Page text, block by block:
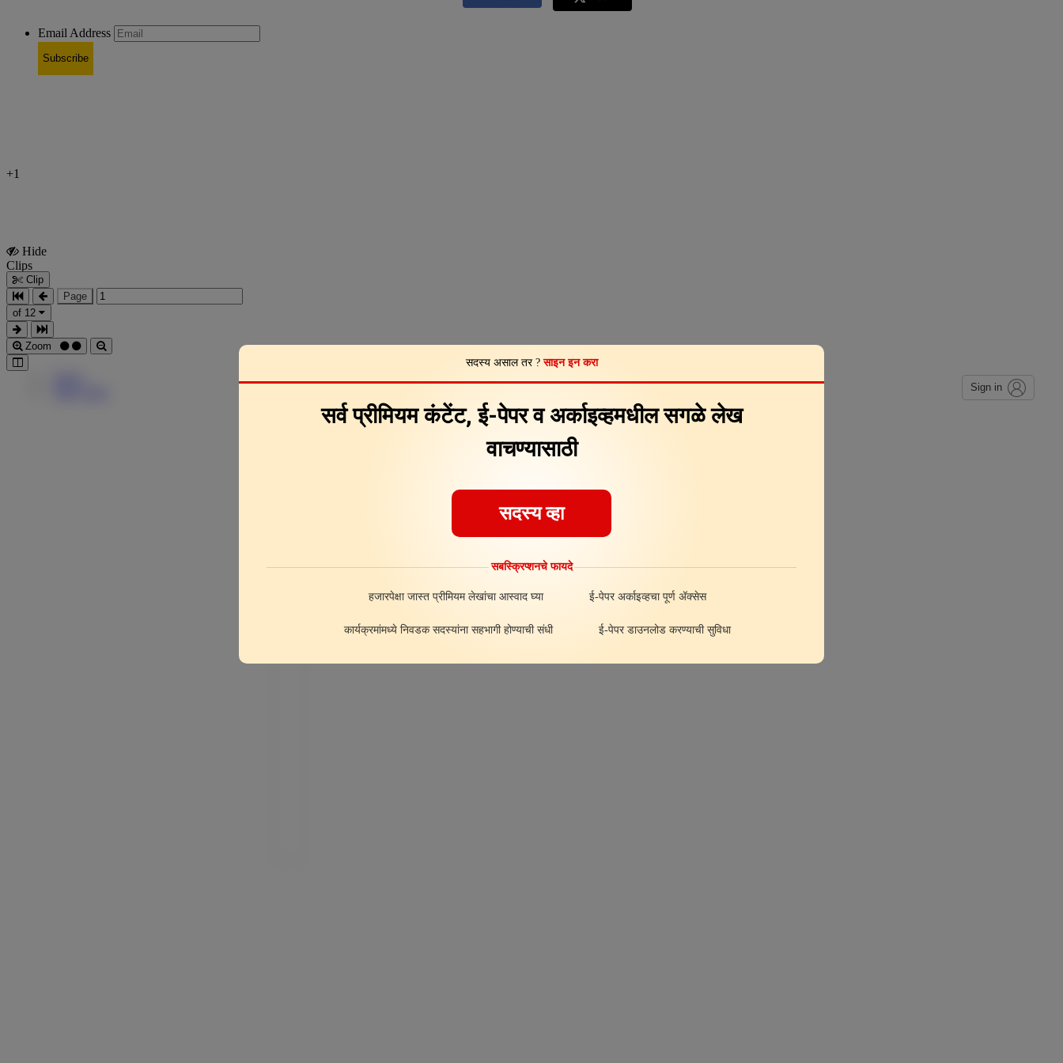
सदस्य असाल तर ?साइन इन करा
सर्व प्रीमियम कंटेंट, ई-पेपर व अर्काइव्हमधील सगळे लेख
वाचण्यासाठी
सदस्य व्हा
सबस्क्रिप्शनचे फायदे
हजारपेक्षा जास्त प्रीमियम लेखांचा आस्वाद घ्या ई-पेपर अर्काइव्हचा पूर्ण अ‍ॅक्सेस
कार्यक्रमांमध्ये निवडक सदस्यांना सहभागी होण्याची संधी ई-पेपर डाउनलोड करण्याची सुविधा
Email Address
Subscribe
+1
Hide
Clips
Clip
Page
of 12
Zoom
Sign in
Download Feedback About